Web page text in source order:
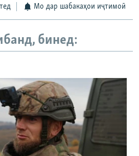
Мо дар шабакаҳои иҷтимоӣ
бинед: